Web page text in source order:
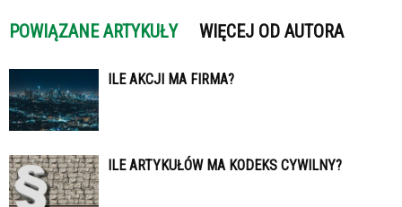
POWIĄZANE ARTYKUŁY WIĘCEJ OD AUTORA
ILE AKCJI MA FIRMA?
ILE ARTYKUŁÓW MA KODEKS CYWILNY?